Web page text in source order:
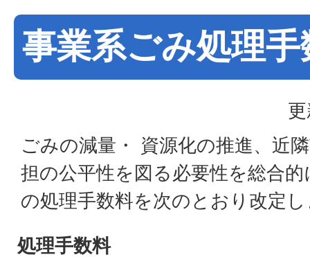
事業系ごみ処理
ごみの減量・ 資源化の推進、近
担の公平性を図る必要性を総合
の処理手数料を次のとおり改定
処理手数料